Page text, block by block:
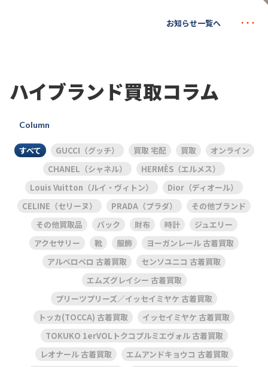
お知らせ一覧へ
ハイブランド買取コラム
Column
すべて GUCCI（グッチ） 買取 宅配 買取
オンライン
CHANEL（シャネル）
HERMÈS（エルメス）
Louis Vuitton（ルイ・ヴィトン）
Dior（ディオール）
CELINE（セリーヌ）
PRADA（プラダ）
その他ブランド
その他買取品
バック 財布 時計
ジュエリー
アクセサリー
靴 服飾
ヨーガンレール 古着買取
アルベロベロ 古着買取
センソユニコ 古着買取
エムズグレイシー 古着買取
プリーツプリーズ／イッセイミヤケ 古着買取
トッカ(TOCCA) 古着買取
イッセイミヤケ 古着買取
TOKUKO 1erVOLトクコプルミエヴォル 古着買取
レオナール 古着買取
エムアンドキョウコ 古着買取